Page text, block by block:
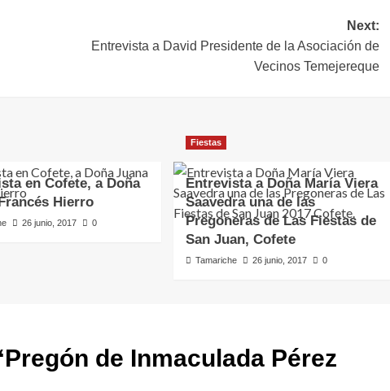
Next:
Entrevista a David Presidente de la Asociación de
Vecinos Temejereque
en Cofete, a Doña
Hierro
26 junio, 2017 0
Fiestas
Entrevista a Doña María Viera
Saavedra una de las
Pregoneras de Las Fiestas de
San Juan, Cofete
Tamariche 26 junio, 2017 0
Pregón de Inmaculada Pérez